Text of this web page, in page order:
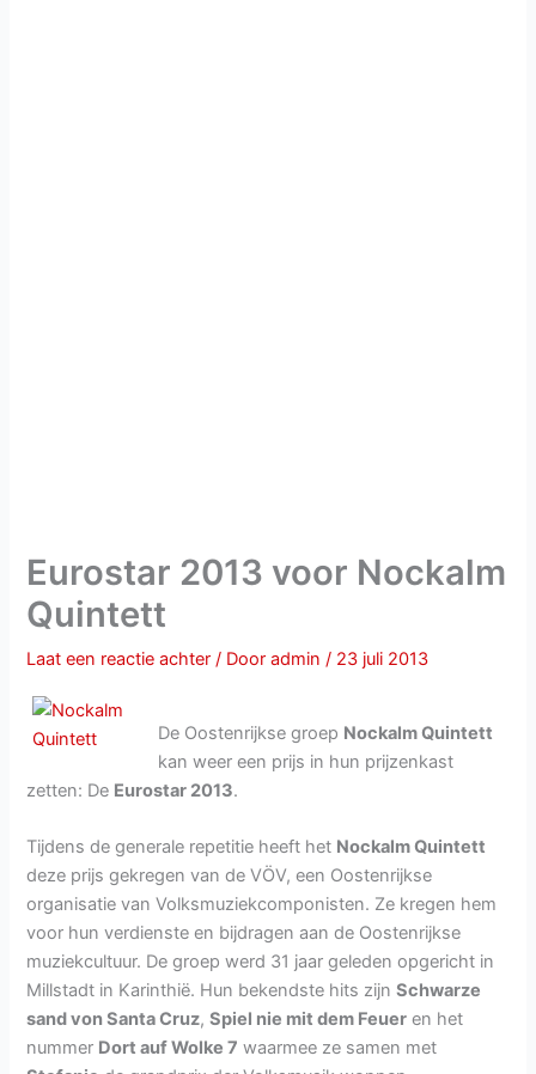
Eurostar 2013 voor Nockalm
Quintett
Laat een reactie achter / Dooradmin/ 23 juli 2013
De Oostenrijkse groep Nockalm Quintett
kan weer een prijs in hun prijzenkast
zetten: De Eurostar 2013.
Tijdens de generale repetitie heeft het Nockalm Quintett
deze prijs gekregen van de VÖV, een Oostenrijkse
organisatie van Volksmuziekcomponisten. Ze kregen hem
voor hun verdienste en bijdragen aan de Oostenrijkse
muziekcultuur. De groep werd 31 jaar geleden opgericht in
Millstadt in Karinthië. Hun bekendste hits zijnSchwarze
sand von Santa Cruz,Spiel nie mit dem Feuer en het
nummer Dort auf Wolke 7 waarmee ze samen met